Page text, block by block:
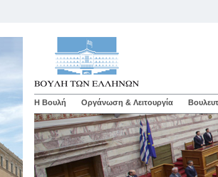
Η Βουλή Οργάνωση & Λειτουργία